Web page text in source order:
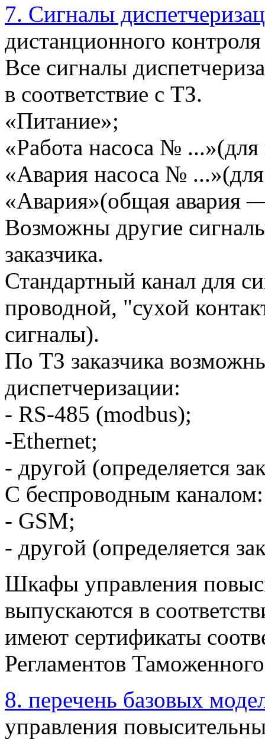
7. Сигналы
дистанционного
Все сигналы
в соответствие с ТЗ.
«Питание»;
«Работа насоса № ...»(для
«Авария насоса №
«Авария»(общая авария
Возможны другие
заказчика.
Стандартный канал для
проводной, "сухой
сигналы).
По ТЗ заказчика
диспетчеризации:
- RS-485 (modbus);
-Ethernet;
- другой (определяется
С беспроводным каналом:
- GSM;
- другой (определяется
Шкафы управления
выпускаются в
имеют сертификаты
Регламентов
8. перечень базовых
управления